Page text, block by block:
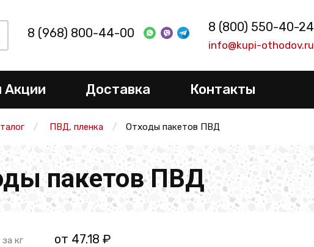
8 (968) 800-44-00 8 (800) 550-40-24
info@kupi-othodov.ru
Акции Доставка Контакты
ПВД, пленка Отходы пакетов ПВД
пакетов ПВД
кг от 47.18 ₽